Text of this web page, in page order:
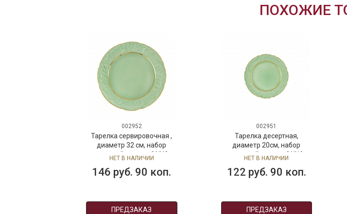
ПОХОЖИЕ
002952
Тарелка сервировочная ,
диаметр 32 см, набор
столовой посуды ANNA
НЕТ В НАЛИЧИИ
146 руб. 90 коп.
ПРЕДЗАКАЗ
002951
Тарелка десертная,
диаметр 20см, набор
столовой посуды ANNA
НЕТ В НАЛИЧИИ
122 руб. 90 коп.
ПРЕДЗАКАЗ